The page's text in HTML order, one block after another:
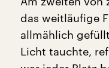
das weitläufige
allmählich
Licht tauchte,